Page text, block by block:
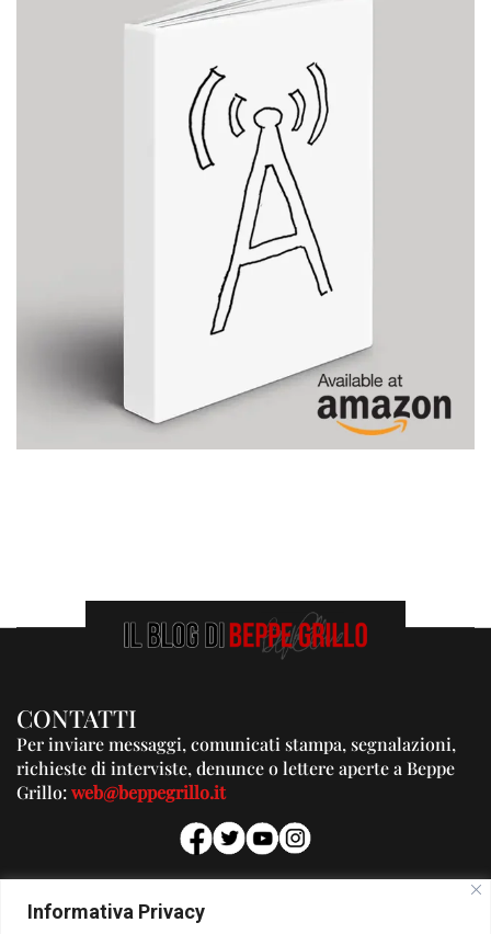
Informativa Privacy
CONTATTI
Per inviare messaggi, comunicati stampa, segnalazioni,
richieste di interviste, denunce o lettere aperte a Beppe
Grillo:web@beppegrillo.it
PUBBLICITA'
Per la tua pubblicità su questo Blog: